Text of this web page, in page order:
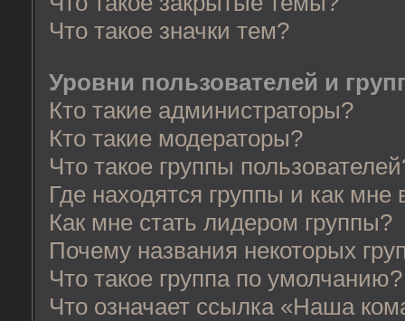
Что такое значки тем?
Уровни пользователей и
Кто такие администраторы?
Кто такие модераторы?
Что такое группы
Где находятся группы и как мне
Как мне стать лидером группы?
Почему названия некоторых
Что такое группа по умолчанию?
Что означает ссылка «Наша